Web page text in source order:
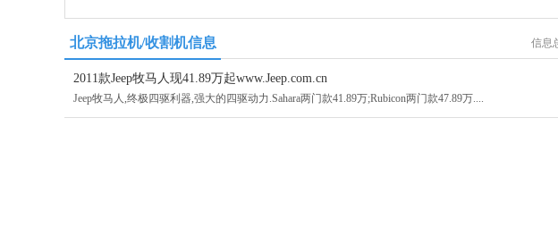
北京拖拉机/收割机信息 信息
2011款Jeep牧马人现41.89万起www.Jeep.com.cn
Jeep牧马人,终极四驱利器,强大的四驱动力.Sahara两门款41.89万;Rubicon两门款47.89万....